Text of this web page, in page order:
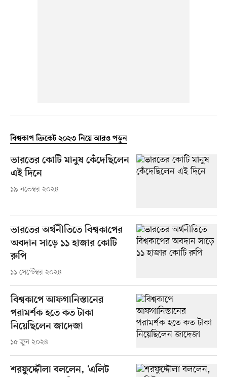
বিশ্বকাপ ক্রিকেট ২০২৩ নিয়ে আরও পড়ুন
ভারতের কোটি মানুষ কেঁদেছিলেন
এই দিনে
১৯ নভেম্বর ২০২৪
ভারতের অর্থনীতিতে বিশ্বকাপের
অবদান সাড়ে ১১ হাজার কোটি
রুপি
১১ সেপ্টেম্বর ২০২৪
বিশ্বকাপে আফগানিস্তানের
পরামর্শক হতে কত টাকা
নিয়েছিলেন জাদেজা
১৫ জুন ২০২৪
শরফুদ্দৌলা বললেন, ‘এলিট